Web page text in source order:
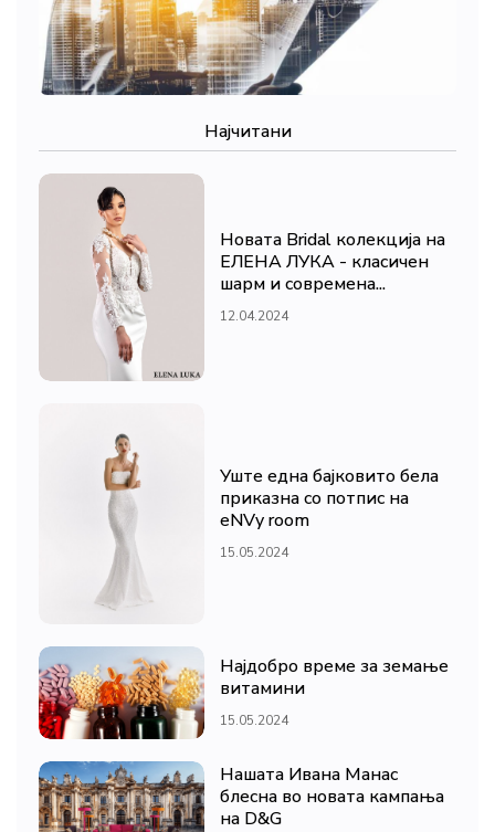
Најчитани
Новата Bridal колекција на
ЕЛЕНА ЛУКА - класичен
шарм и современа...
12.04.2024
Уште една бајковито бела
приказна со потпис на
eNVy room
15.05.2024
Најдобро време за земање
витамини
15.05.2024
Нашата Ивана Манас
блесна во новата кампања
на D&G